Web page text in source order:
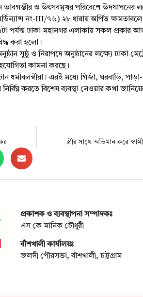
ও উৎসবমুখর পরিবেশে উদযাপনের
নং-III/৭৬) ২৮ ধারায় অর্পিত ক্ষমতাবলে
পর্যন্ত ঢাকা মহানগর এলাকায় সকল প্রকার
করা হলো।
সুষ্ঠু ও নিরাপদে অনুষ্ঠানের লক্ষ্যে ঢাকা
কামনা করছে।
ধর্মাবলম্বীরা। এরই মধ্যে গির্জা, ঘরবাড়ি, পাড়া-
করতে বিশেষ ব্যবস্থা নেওয়ার কথা
স্ত্রীর সাথে অভিমান করে
প্রকাশক ও ব্যবস্থাপনা সম্পাদকঃ
এস কে মানিক চৌধুরী
বাঁশখালী কার্যালয়ঃ
জলদী পৌরসভা, বাঁশখালী, চট্টগ্রাম